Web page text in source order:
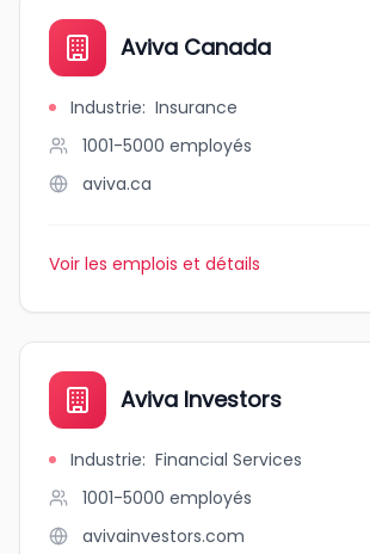
Aviva Canada
Industrie: Insurance
1001-5000 employés
aviva.ca
Voir les emplois et détails
Aviva Investors
Industrie: Financial Services
1001-5000 employés
avivainvestors.com